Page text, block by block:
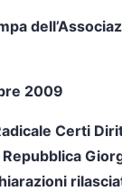
2009
Certi